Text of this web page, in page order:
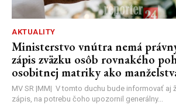
AKTUALITY
Ministerstvo vnútra nemá
zápis zväzku osôb rovnakého
osobitnej matriky ako
MV SR |MM| V tomto duchu bude informovať aj
zápis, na potrebu čoho upozornil generálny...